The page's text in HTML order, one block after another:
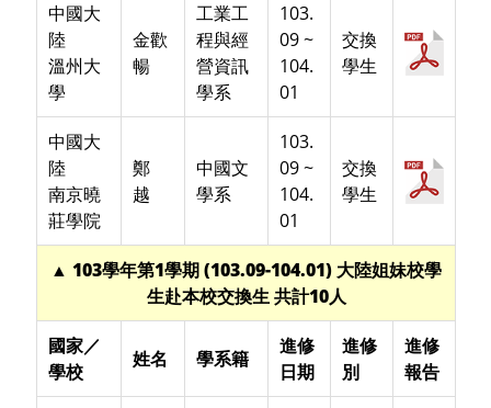
中國大
陸
溫州大
學
金歡
暢
工業工
程與經
營資訊
學系
103.
09 ~
104.
01
交換
學生
中國大
陸
南京曉
莊學院
鄭
越
中國文
學系
103.
09 ~
104.
01
交換
學生
▲ 103學年第1學期 (103.09-104.01) 大陸姐妹校學
生赴本校交換生 共計10人
國家／
學校
姓名 學系籍
進修
日期
進修
別
進修
報告